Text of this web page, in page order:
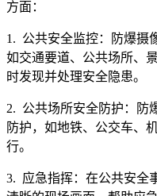
方面：
1. 公共安全监控：防爆摄
如交通要道、公共场所、
时发现并处理安全隐患。
2. 公共场所安全防护：防
防护，如地铁、公交车、
行。
3. 应急指挥：在公共安全